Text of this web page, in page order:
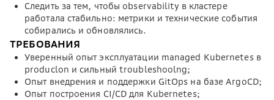
Следить за тем, чтобы observability в кластере
работала стабильно: метрики и технические события
собирались и обновлялись.
ТРЕБОВАНИЯ
Уверенный опыт эксплуатации managed Kubernetes в
produclon и сильный troubleshoolng;
Опыт внедрения и поддержки GitOps на базе ArgoCD;
Опыт построения CI/CD для Kubernetes;